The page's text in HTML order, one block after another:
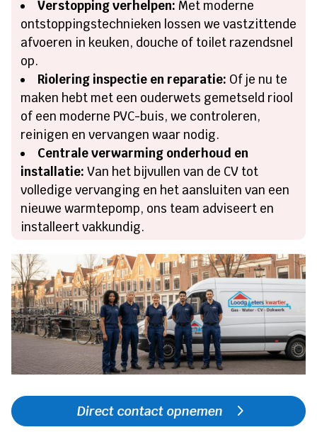
Verstopping verhelpen: Met moderne
ontstoppingstechnieken lossen we vastzittende
afvoeren in keuken, douche of toilet razendsnel
op.
Riolering inspectie en reparatie: Of je nu te
maken hebt met een ouderwets gemetseld riool
of een moderne PVC-buis, we controleren,
reinigen en vervangen waar nodig.
Centrale verwarming onderhoud en
installatie: Van het bijvullen van de CV tot
volledige vervanging en het aansluiten van een
nieuwe warmtepomp, ons team adviseert en
installeert vakkundig.
Direct contact opnemen